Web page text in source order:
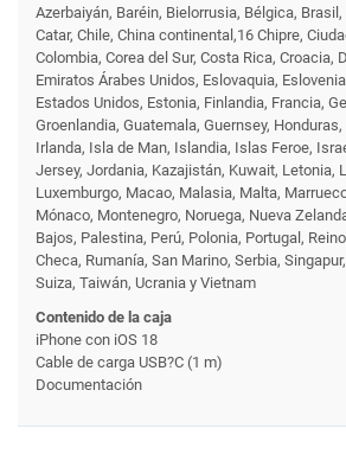
Azerbaiyán, Baréin, Bielorrusia, Bélgica, Brasil,
Catar, Chile, China continental,16 Chipre,
Colombia, Corea del Sur, Costa Rica, Croacia,
Emiratos Árabes Unidos, Eslovaquia,
Estados Unidos, Estonia, Finlandia, Francia,
Groenlandia, Guatemala, Guernsey,
Irlanda, Isla de Man, Islandia, Islas Feroe,
Jersey, Jordania, Kazajistán, Kuwait, Letonia,
Luxemburgo, Macao, Malasia, Malta,
Mónaco, Montenegro, Noruega, Nueva
Bajos, Palestina, Perú, Polonia, Portugal,
Checa, Rumanía, San Marino, Serbia,
Suiza, Taiwán, Ucrania y Vietnam
Contenido de la caja
iPhone con iOS 18
Cable de carga USB?C (1 m)
Documentación